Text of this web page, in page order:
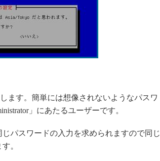
ます。簡単には想像されないようなパスワ
」にあたるユーザーです。
パスワードの入力を求められますので同じ
。